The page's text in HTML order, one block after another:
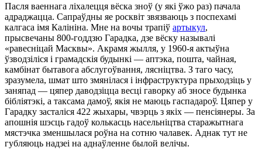
Пасля ваеннага лiхалецця вёска зноў (у якi ўжо раз) пачала
адраджацца. Сапраўдны яе росквiт звязваюць з поспехамi
калгаса iмя Калiнiна. Мне на вочы трапiў артыкул,
прысвечаны 800-годдзю Гарадка, дзе вёску называлi
«равеснiцай Масквы». Акрамя жылля, у 1960-я актыўна
ўзводзiлiся i грамадскiя будынкi — аптэка, пошта, чайная,
камбiнат бытавога абслугоўвання, ляснiцтва. З таго часу,
зразумела, шмат што змянiлася i iнфраструктура прыходзiць у
заняпад — цяпер даводзiцца весцi гаворку аб зносе будынка
бiблiятэкi, а таксама дамоў, якiя не маюць гаспадароў. Цяпер у
Гарадку засталiся 422 жыхары, чвэрць з якiх — пенсiянеры. За
апошнiя шэсць гадоў колькасць насельнiцтва старажытнага
мястэчка зменшылася роўна на сотню чалавек. Аднак тут не
губляюць надзеi на аднаўленне былой велiчы.